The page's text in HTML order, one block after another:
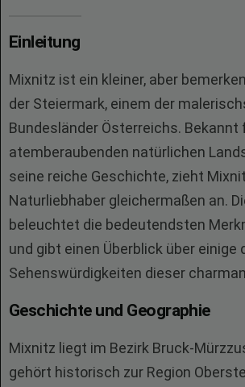
Einleitung
Mixnitz ist ein kleiner, aber
der Steiermark, einem der
Bundesländer Österreichs. Bekannt
atemberaubenden natürlichen
seine reiche Geschichte, zieht
Naturliebhaber gleichermaßen an.
beleuchtet die bedeutendsten
und gibt einen Überblick über einige
Sehenswürdigkeiten dieser
Geschichte und Geographie
Mixnitz liegt im Bezirk Bruck-
gehört historisch zur Region